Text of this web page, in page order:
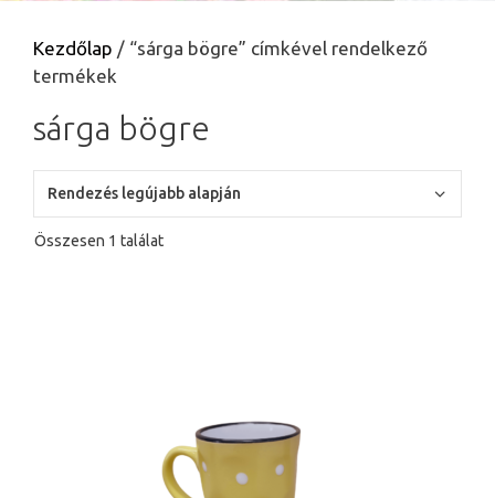
Kezdőlap / “sárga bögre” címkével rendelkező
termékek
sárga bögre
Összesen 1 találat